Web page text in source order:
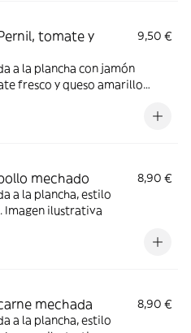
tomate y
9,50 €
a la plancha con jamón
fresco y queso amarillo
mechado
8,90 €
a la plancha, estilo
Imagen ilustrativa
mechada
8,90 €
a la plancha, estilo